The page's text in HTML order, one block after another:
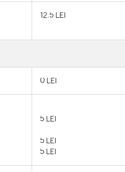
12.5 LEI
0 LEI
5 LEI
5 LEI
5 LEI